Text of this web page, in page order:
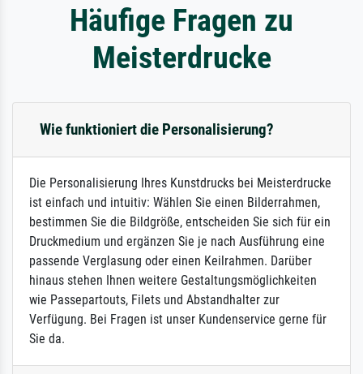
Häufige Fragen zu
Meisterdrucke
Wie funktioniert die Personalisierung?
Die Personalisierung Ihres Kunstdrucks bei Meisterdrucke
ist einfach und intuitiv: Wählen Sie einen Bilderrahmen,
bestimmen Sie die Bildgröße, entscheiden Sie sich für ein
Druckmedium und ergänzen Sie je nach Ausführung eine
passende Verglasung oder einen Keilrahmen. Darüber
hinaus stehen Ihnen weitere Gestaltungsmöglichkeiten
wie Passepartouts, Filets und Abstandhalter zur
Verfügung. Bei Fragen ist unser Kundenservice gerne für
Sie da.